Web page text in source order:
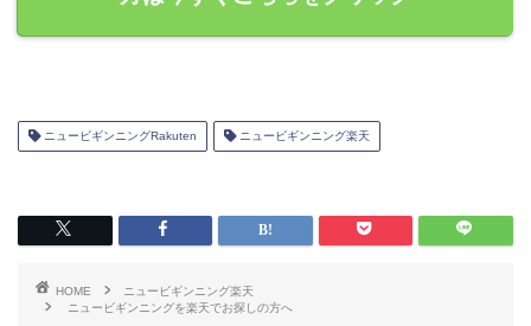
ニュービギンニングRakuten ニュービギンニング楽天
HOME
ニュービギンニング楽天
ニュービギンニングを楽天でお探しの方へ